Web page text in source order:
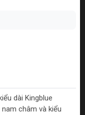
dài Kingblue
châm và kiểu